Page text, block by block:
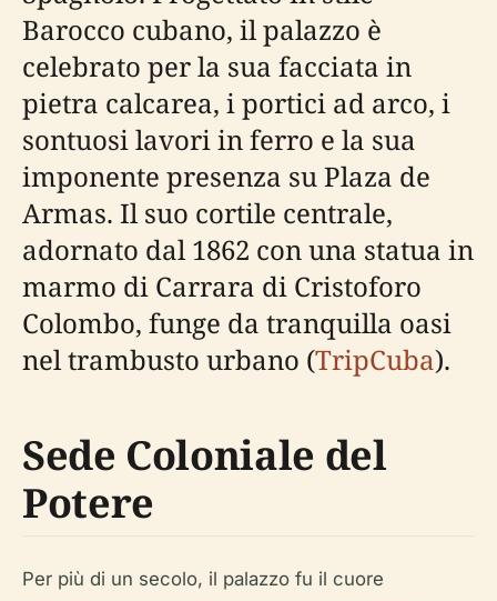
Barocco cubano, il palazzo è
celebrato per la sua facciata in
pietra calcarea, i portici ad arco, i
sontuosi lavori in ferro e la sua
imponente presenza su Plaza de
Armas. Il suo cortile centrale,
adornato dal 1862 con una statua in
marmo di Carrara di Cristoforo
Colombo, funge da tranquilla oasi
nel trambusto urbano (TripCuba).
Sede Coloniale del
Potere
Per più di un secolo, il palazzo fu il cuore